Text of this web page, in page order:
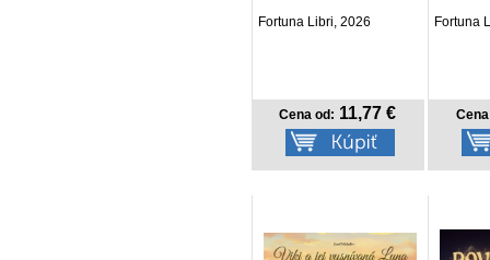
Fortuna Libri, 2026
Cena od: 11,77 €
Fortuna